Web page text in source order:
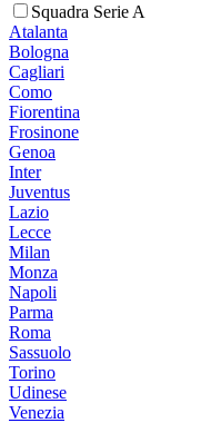
Squadra Serie A
Atalanta
Bologna
Cagliari
Como
Fiorentina
Frosinone
Genoa
Inter
Juventus
Lazio
Lecce
Milan
Monza
Napoli
Parma
Roma
Sassuolo
Torino
Udinese
Venezia